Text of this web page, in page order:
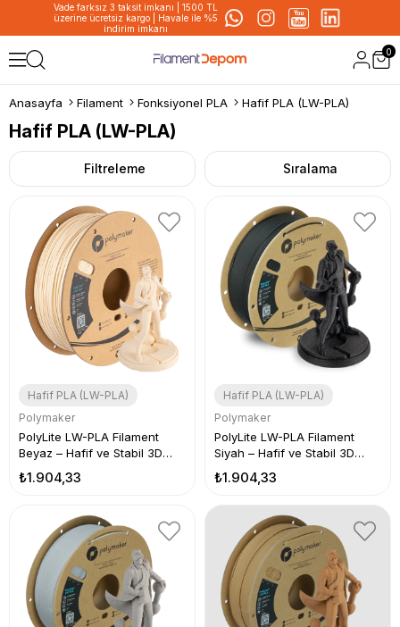
Vade farksız 3 taksit imkanı | 1500 TL
üzerine ücretsiz kargo | Havale ile %5
indirim imkanı
0
Anasayfa Filament Fonksiyonel PLA Hafif PLA (LW-PLA)
Hafif PLA (LW-PLA)
Filtreleme Sıralama
Hafif PLA (LW-PLA)
Polymaker
PolyLite LW-PLA Filament
Beyaz – Hafif ve Stabil 3D
₺1.904,33
Hafif PLA (LW-PLA)
Polymaker
PolyLite LW-PLA Filament
Siyah – Hafif ve Stabil 3D
₺1.904,33